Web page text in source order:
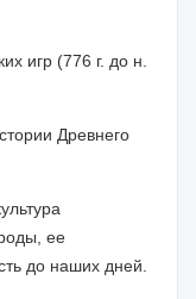
игр (776 г. до н.
Древнего
ее
до наших дней.